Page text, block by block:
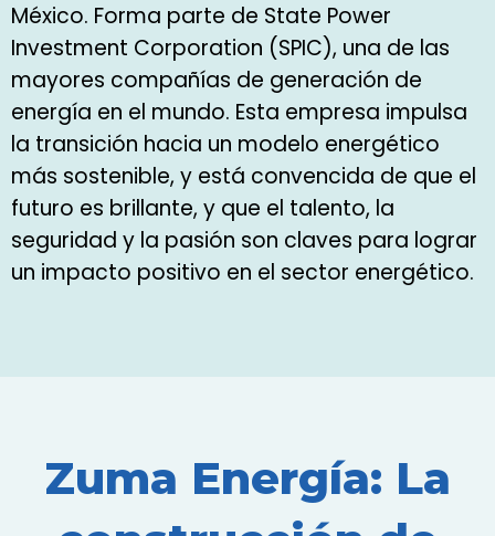
México. Forma parte de State Power
Investment Corporation (SPIC), una de las
mayores compañías de generación de
energía en el mundo. Esta empresa impulsa
la transición hacia un modelo energético
más sostenible, y está convencida de que el
futuro es brillante, y que el talento, la
seguridad y la pasión son claves para lograr
un impacto positivo en el sector energético.
Zuma Energía: La